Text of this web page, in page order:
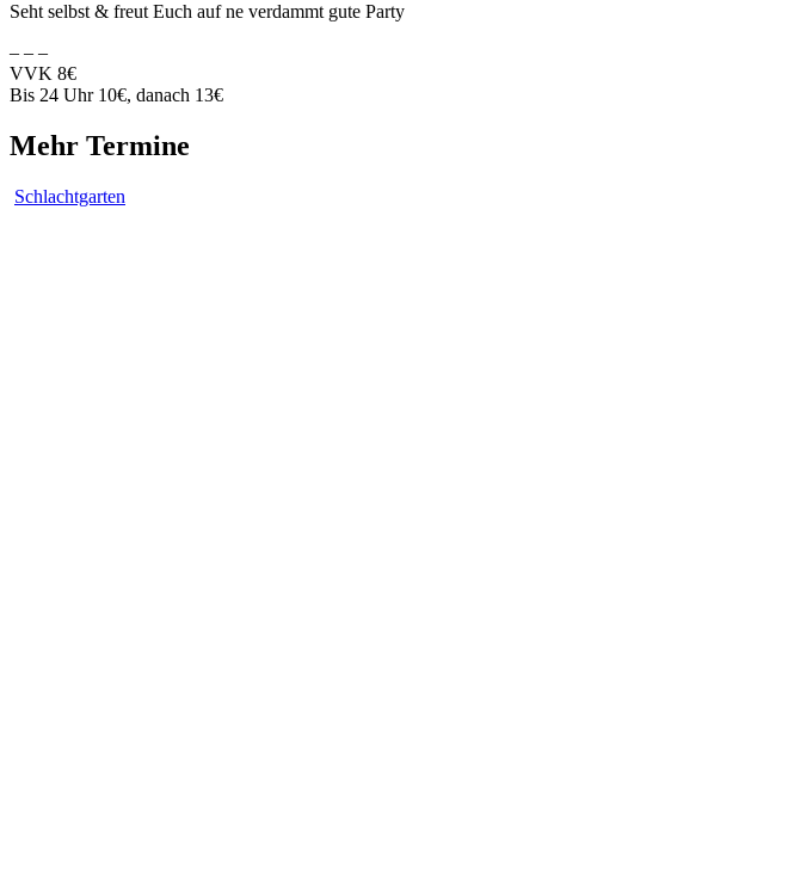
Seht selbst & freut Euch auf ne verdammt gute Party
– – –
VVK 8€
Bis 24 Uhr 10€, danach 13€
Mehr Termine
Schlachtgarten